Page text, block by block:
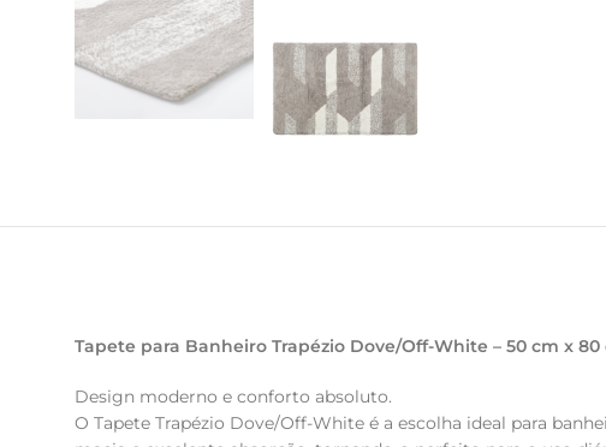
Tapete para Banheiro Trapézio Dove/Off-White – 50 cm x 80
Design moderno e conforto absoluto.
O Tapete Trapézio Dove/Off-White é a escolha ideal para